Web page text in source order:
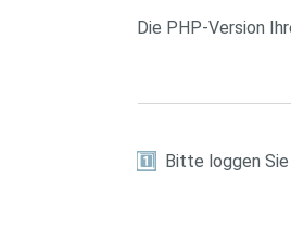
Die PHP-Version
1️ Bitte loggen